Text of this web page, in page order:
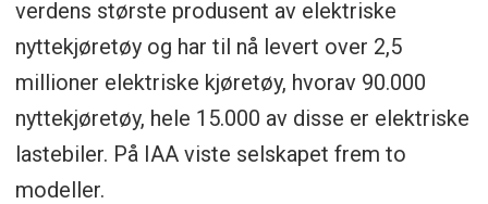
verdens største produsent av elektriske
nyttekjøretøy og har til nå levert over 2,5
millioner elektriske kjøretøy, hvorav 90.000
nyttekjøretøy, hele 15.000 av disse er elektriske
lastebiler. På IAA viste selskapet frem to
modeller.